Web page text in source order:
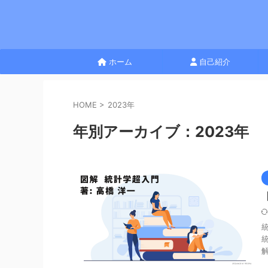
ホーム 自己紹介
HOME > 2023年
年別アーカイブ：2023年